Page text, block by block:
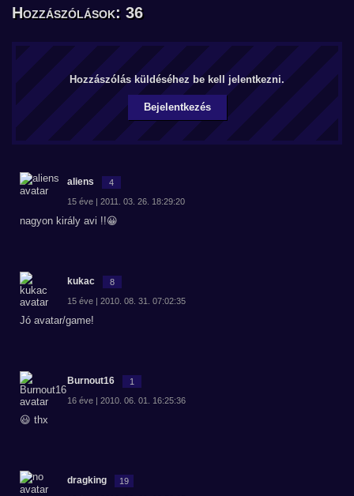
Hozzászólások: 36
Hozzászólás küldéséhez be kell jelentkezni.
Bejelentkezés
aliens 4
15 éve | 2011. 03. 26. 18:29:20
nagyon király avi !!😀
kukac 8
15 éve | 2010. 08. 31. 07:02:35
Jó avatar/game!
Burnout16 1
16 éve | 2010. 06. 01. 16:25:36
😃 thx
dragking 19